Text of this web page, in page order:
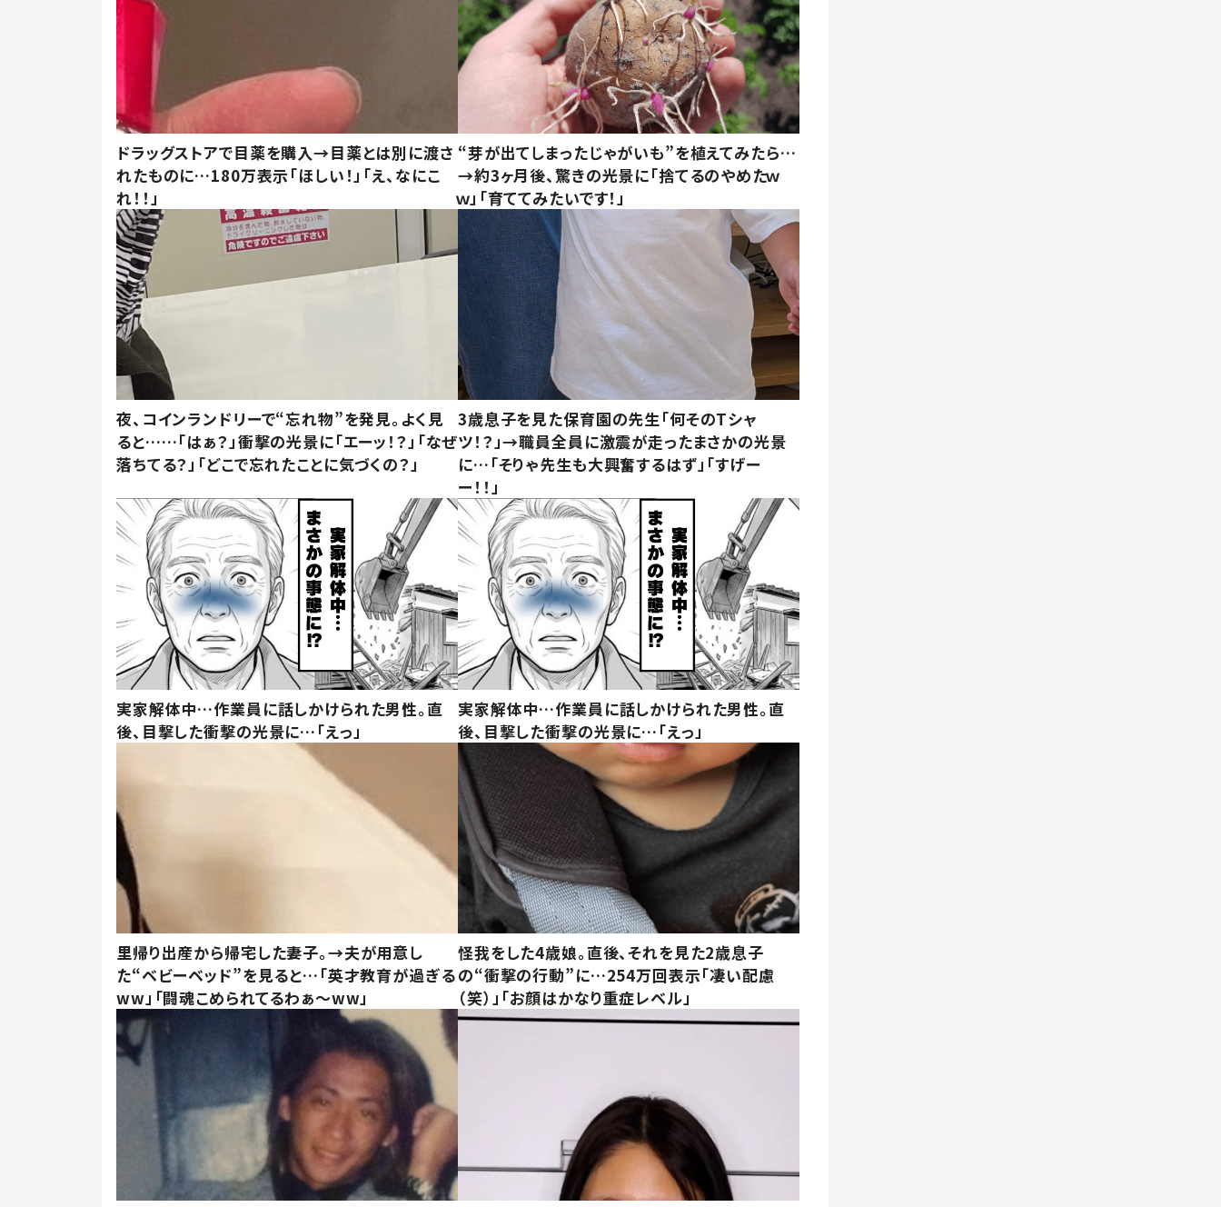
ドラッグストアで目薬を購入→目薬とは別に渡さ
れたものに…180万表示「ほしい！」「え、なにこ
れ！！」
“芽が出てしまったじゃがいも”を植えてみたら…
→約3ヶ月後、驚きの光景に「捨てるのやめたｗ
ｗ」「育ててみたいです！」
夜、コインランドリーで“忘れ物”を発見。よく見
ると……「はぁ？」衝撃の光景に「エーッ！？」「なぜ
落ちてる？」「どこで忘れたことに気づくの？」
3歳息子を見た保育園の先生「何そのTシャ
ツ！？」→職員全員に激震が走ったまさかの光景
に…「そりゃ先生も大興奮するはず」「すげー
ー！！」
実家解体中…作業員に話しかけられた男性。直
後、目撃した衝撃の光景に…「えっ」
実家解体中…作業員に話しかけられた男性。直
後、目撃した衝撃の光景に…「えっ」
里帰り出産から帰宅した妻子。→夫が用意し
た“ベビーベッド”を見ると…「英才教育が過ぎる
ww」「闘魂こめられてるわぁ～ww」
怪我をした4歳娘。直後、それを見た2歳息子
の“衝撃の行動”に…254万回表示「凄い配慮
（笑）」「お顔はかなり重症レベル」